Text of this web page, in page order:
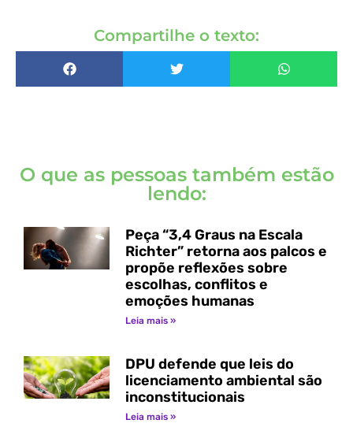
Compartilhe o texto:
O que as pessoas também estão
lendo:
Peça “3,4 Graus na Escala
Richter” retorna aos palcos e
propõe reflexões sobre
escolhas, conflitos e
emoções humanas
Leia mais »
DPU defende que leis do
licenciamento ambiental são
inconstitucionais
Leia mais »